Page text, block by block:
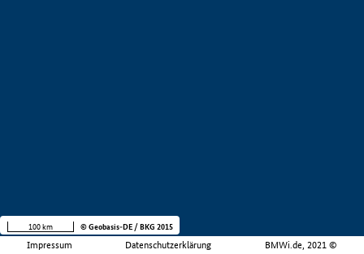
Impressum Datenschutzerklärung BMWi.de, 2021 ©
100 km © Geobasis-DE / BKG 2015